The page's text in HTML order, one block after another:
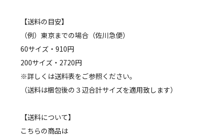
【送料の目安】
（例）東京までの場合（佐川急便）
60サイズ・910円
200サイズ・2720円
※詳しくは送料表をご参照ください。
（送料は梱包後の３辺合計サイズを適用致します）
【送料について】
こちらの商品は